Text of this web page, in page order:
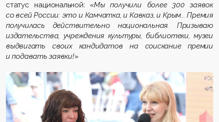
статус национальной:«Мы получили более 300 заявок
со всей России: это и Камчатка, и Кавказ, и Крым... Премия
получилась действительно национальная. Призываю
издательства, учреждения культуры, библиотеки, музеи
выдвигать своих кандидатов на соискание премии
и подавать заявки!»